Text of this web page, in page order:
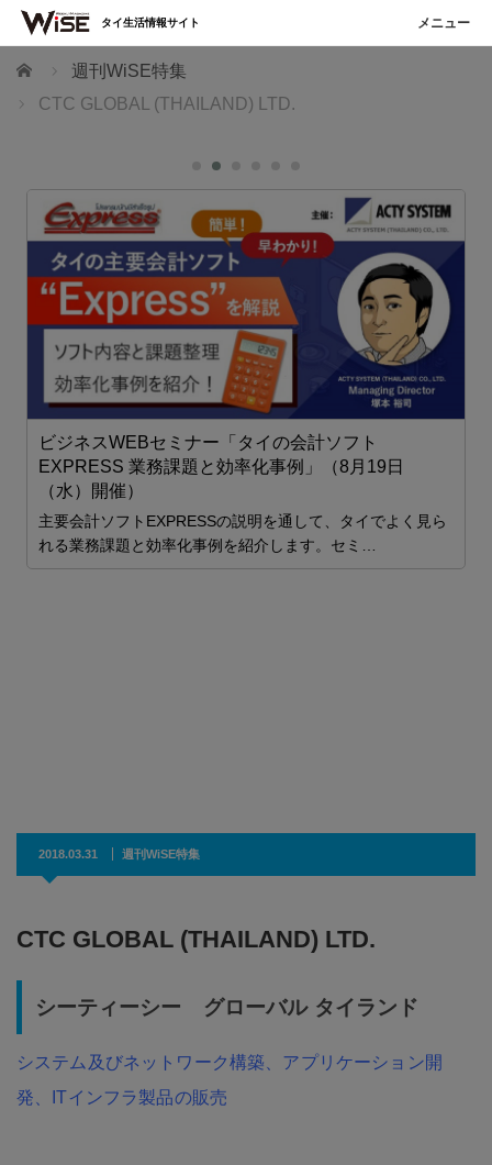
ホーム
週刊WiSE特集
CTC GLOBAL (THAILAND) LTD.
ビジネスWEBセミナー「タイの会計ソフト
EXPRESS 業務課題と効率化事例」（8月19日
（水）開催）
主要会計ソフトEXPRESSの説明を通して、タイでよく見ら
れる業務課題と効率化事例を紹介します。セミ…
2018.03.31 週刊WiSE特集
CTC GLOBAL (THAILAND) LTD.
シーティーシー グローバル タイランド
システム及びネットワーク構築、アプリケーション開
発、ITインフラ製品の販売
タイ生活情報サイト